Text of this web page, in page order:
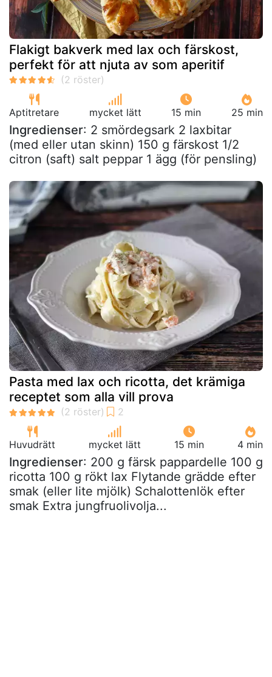
Flakigt bakverk med lax och färskost,
perfekt för att njuta av som aperitif
Aptitretare mycket lätt 15 min 25 min
Ingredienser: 2 smördegsark 2 laxbitar
(med eller utan skinn) 150 g färskost 1/2
citron (saft) salt peppar 1 ägg (för pensling)
Pasta med lax och ricotta, det krämiga
receptet som alla vill prova
Huvudrätt mycket lätt 15 min 4 min
Ingredienser: 200 g färsk pappardelle 100 g
ricotta 100 g rökt lax Flytande grädde efter
smak (eller lite mjölk) Schalottenlök efter
smak Extra jungfruolivolja...